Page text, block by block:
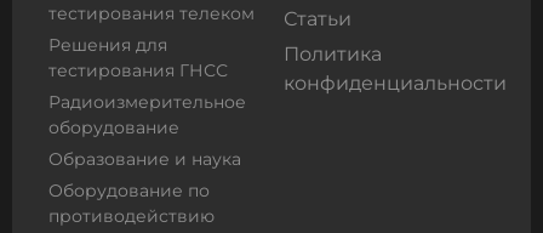
тестирования телеком
Решения для
тестирования ГНСС
Радиоизмерительное
оборудование
Образование и наука
Оборудование по
противодействию
Статьи
Политика
конфиденциальности